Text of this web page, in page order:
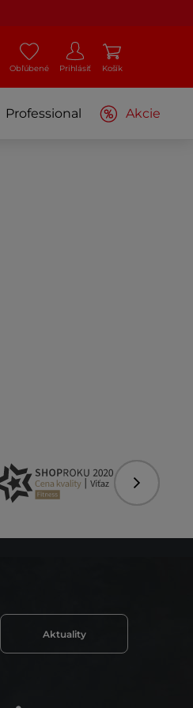
Obľúbené Prihlásiť Košík
Professional Akcie
Aktuality